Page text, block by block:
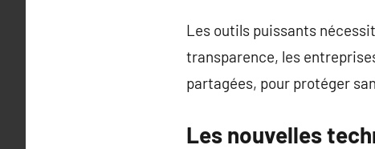
Les outils puissants
transparence, les
partagées, pour protéger
Les nouvelles